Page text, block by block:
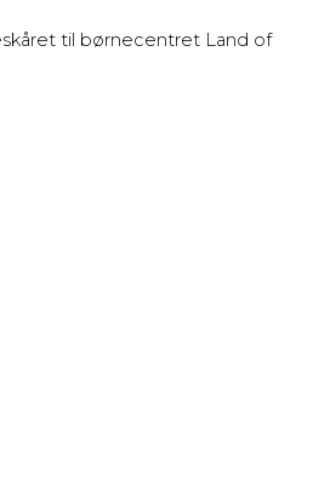
til børnecentret Land of